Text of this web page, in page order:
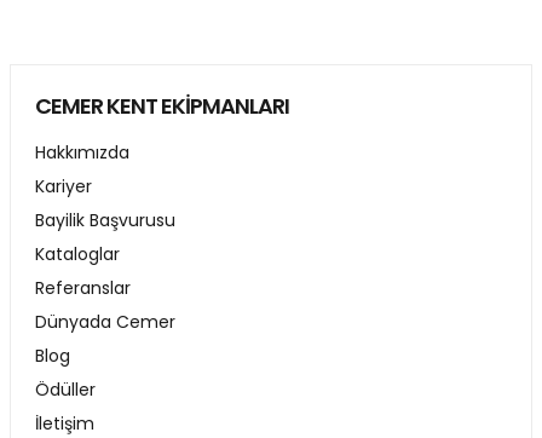
CEMER KENT EKİPMANLARI
Hakkımızda
Kariyer
Bayilik Başvurusu
Kataloglar
Referanslar
Dünyada Cemer
Blog
Ödüller
İletişim